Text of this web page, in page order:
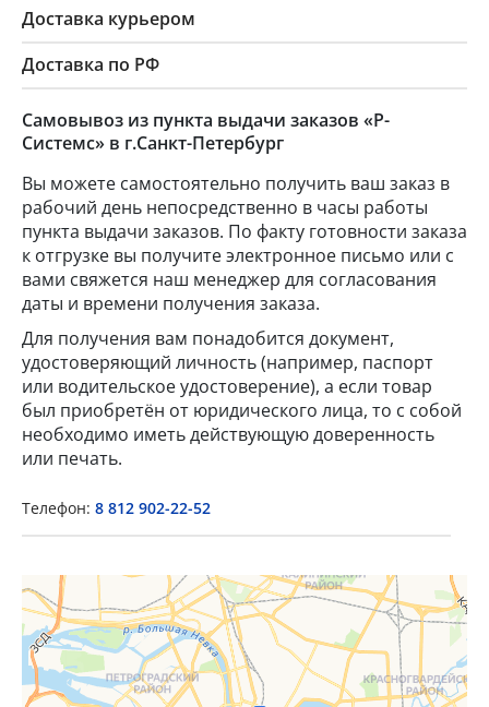
Доставка курьером
Доставка по РФ
Самовывоз из пункта выдачи заказов «Р-
Системс» в г.Санкт-Петербург
Вы можете самостоятельно получить ваш заказ в
рабочий день непосредственно в часы работы
пункта выдачи заказов. По факту готовности заказа
к отгрузке вы получите электронное письмо или с
вами свяжется наш менеджер для согласования
даты и времени получения заказа.
Для получения вам понадобится документ,
удостоверяющий личность (например, паспорт
или водительское удостоверение), а если товар
был приобретён от юридического лица, то с собой
необходимо иметь действующую доверенность
или печать.
Телефон: 8 812 902-22-52
×